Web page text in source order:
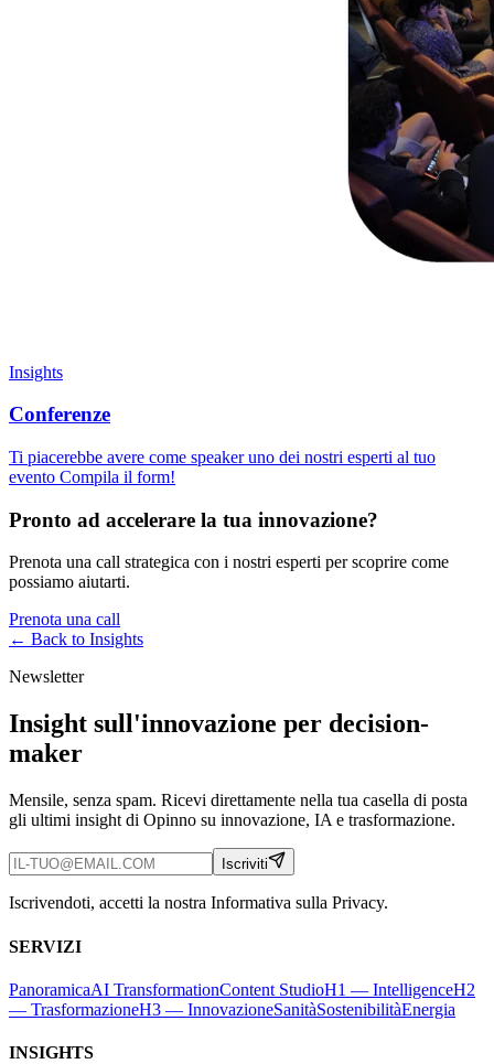
Insights
Conferenze
Ti piacerebbe avere come speaker uno dei nostri esperti al tuo
evento Compila il form!
Pronto ad accelerare la tua innovazione?
Prenota una call strategica con i nostri esperti per scoprire come
possiamo aiutarti.
Prenota una call
← Back to Insights
Newsletter
Insight sull'innovazione per decision-
maker
Mensile, senza spam. Ricevi direttamente nella tua casella di posta
gli ultimi insight di Opinno su innovazione, IA e trasformazione.
Iscriviti
Iscrivendoti, accetti la nostra Informativa sulla Privacy.
SERVIZI
PanoramicaAI TransformationContent StudioH1 — IntelligenceH2
— TrasformazioneH3 — InnovazioneSanitàSostenibilitàEnergia
INSIGHTS